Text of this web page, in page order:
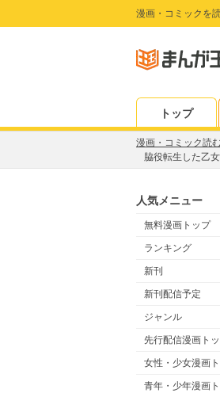
漫画・コミックを
トップ
漫画・コミック読
脇役転生した乙
人気メニュー
無料漫画トップ
ランキング
新刊
新刊配信予定
ジャンル
先行配信漫画ト
女性・少女漫画
青年・少年漫画